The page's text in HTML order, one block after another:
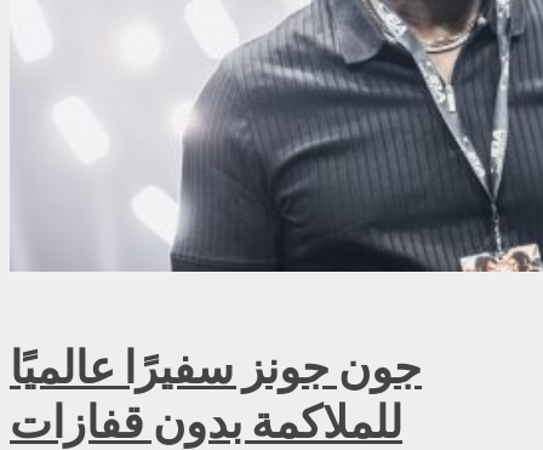
جون جونز سفيرًا عالميًا
للملاكمة بدون قفازات